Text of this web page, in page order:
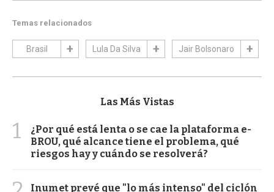
Temas relacionados
Brasil Lula Da Silva Jair Bolsonaro
Las Más Vistas
1
¿Por qué está lenta o se cae la plataforma e-
BROU, qué alcance tiene el problema, qué
riesgos hay y cuándo se resolverá?
Inumet prevé que "lo más intenso" del ciclón